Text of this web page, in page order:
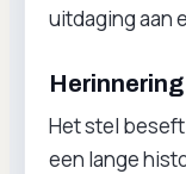
uitdaging aan
Het stel
een lange